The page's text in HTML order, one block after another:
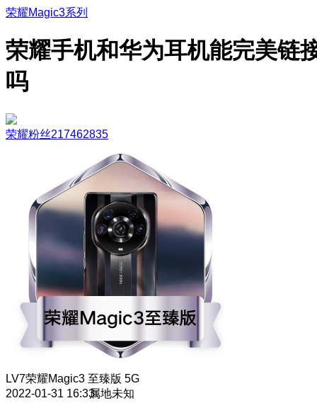
荣耀Magic3系列
荣耀手机和华为耳机能完美链
吗
荣耀粉丝217462835
LV7荣耀Magic3 至臻版 5G
2022-01-31 16:33属地未知